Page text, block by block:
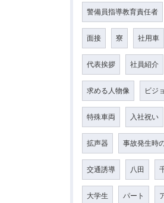
警備員指導教育責任者
面接 寮 社用車
代表挨拶 社員紹介
求める人物像 ビジ
特殊車両 入社祝い
拡声器 事故発生時
交通誘導 八田
大学生 パート